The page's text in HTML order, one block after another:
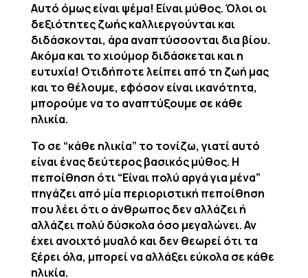
Αυτό όμως είναι ψέμα! Είναι μύθος. Όλοι οι
δεξιότητες ζωής καλλιεργούνται και
διδάσκονται, άρα αναπτύσσονται δια βίου.
Ακόμα και το χιούμορ διδάσκεται και η
ευτυχία! Οτιδήποτε λείπει από τη ζωή μας
και το θέλουμε, εφόσον είναι ικανότητα,
μπορούμε να το αναπτύξουμε σε κάθε
ηλικία.
Το σε “κάθε ηλικία” το τονίζω, γιατί αυτό
είναι ένας δεύτερος βασικός μύθος. Η
πεποίθηση ότι “Είναι πολύ αργά για μένα”
πηγάζει από μία περιοριστική πεποίθηση
που λέει ότι ο άνθρωπος δεν αλλάζει ή
αλλάζει πολύ δύσκολα όσο μεγαλώνει. Αν
έχει ανοιχτό μυαλό και δεν θεωρεί ότι τα
ξέρει όλα, μπορεί να αλλάξει εύκολα σε κάθε
ηλικία.